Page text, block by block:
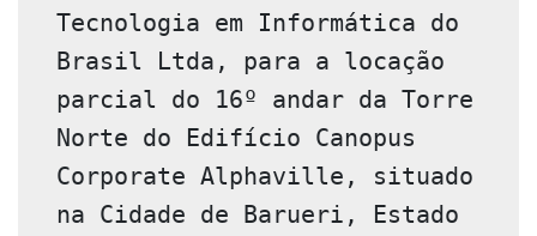
Tecnologia em Informática do
Brasil Ltda, para a locação
parcial do 16º andar da Torre
Norte do Edifício Canopus
Corporate Alphaville, situado
na Cidade de Barueri, Estado